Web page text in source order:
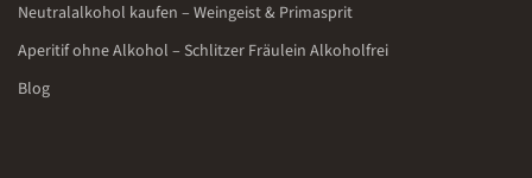
Neutralalkohol kaufen – Weingeist & Primasprit
Aperitif ohne Alkohol – Schlitzer Fräulein Alkoholfrei
Blog